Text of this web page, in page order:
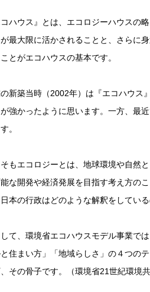
コハウス』とは、エコロジーハウスの
最大限に活かされることと、さらに
とがエコハウスの基本です。
新築当時（2002年）は『エコハウス
強かったように思います。一方、最
。
もエコロジーとは、地球環境や自然
な開発や経済発展を目指す考え方の
本の行政はどのような解釈をしてい
て、環境省エコハウスモデル事業で
住まい方」「地域らしさ」の４つの
その骨子です。
（環境省21世紀環境